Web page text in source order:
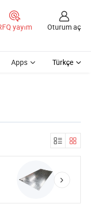
yayım Oturum aç
Apps Türkçe